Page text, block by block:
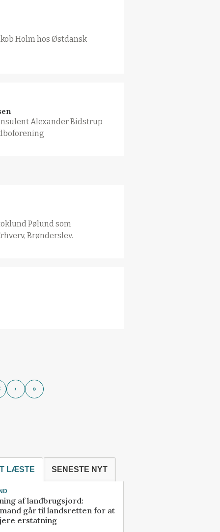
Holm hos Østdansk
Alexander Bidstrup
Pølund som
Brønderslev.
› »
LÆSTE SENESTE NYT
af landbrugsjord:
går til landsretten for at
erstatning